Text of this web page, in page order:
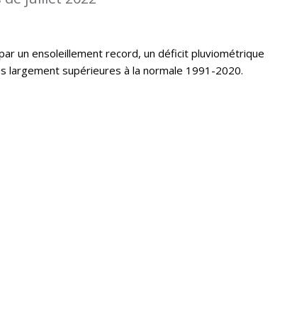
un ensoleillement record, un déficit pluviométrique
supérieures à la normale 1991-2020.